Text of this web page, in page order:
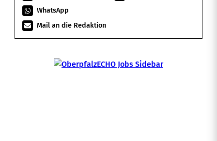
WhatsApp
Mail an die Redaktion